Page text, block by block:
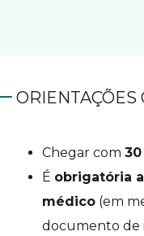
ORIENTAÇÕES
Chegar com
É obrigatória
médico (em
documento de